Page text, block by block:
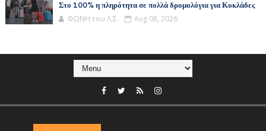
Στο 100% η πληρότητα σε πολλά δρομολόγια για Κυκλάδες
ΦΩΝΗ του Λ.Σ. Aug 08, 2026